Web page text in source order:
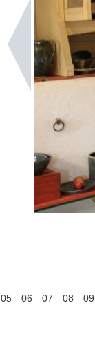
05 06 07 08 09